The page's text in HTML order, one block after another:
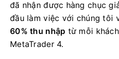
đã nhận được hàng chục
đầu làm việc với chúng tôi
60% thu nhập từ mỗi
MetaTrader 4.